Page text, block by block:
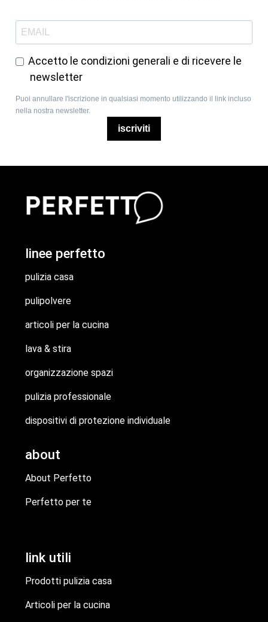
Accetto le condizioni generali e di ricevere le
newsletter
Puoi annullare l'iscrizione in qualsiasi momento utilizzando il link incluso
nella nostra newsletter.
iscriviti
linee perfetto
pulizia casa
pulipolvere
articoli per la cucina
lava & stira
organizzazione spazi
pulizia professionale
dispositivi di protezione individuale
about
About Perfetto
Perfetto per te
link utili
Prodotti pulizia casa
Articoli per la cucina